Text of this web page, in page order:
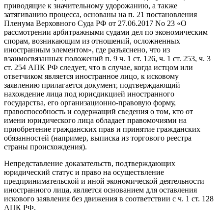
приводящие к значительному удорожанию, а также
затягиванию процесса, основаны на п. 21 постановления
Пленума Верховного Суда РФ от 27.06.2017 No 23 «О
рассмотрении арбитражными судами дел по экономическим
спорам, возникающим из отношений, осложненных
иностранным элементом», где разъяснено, что из
взаимосвязанных положений п. 9 ч. 1 ст. 126, ч. 1 ст. 253, ч. 3
ст. 254 АПК РФ следует, что в случае, когда истцом или
ответчиком является иностранное лицо, к исковому
заявлению прилагается документ, подтверждающий
нахождение лица под юрисдикцией иностранного
государства, его организационно-правовую форму,
правоспособность и содержащий сведения о том, кто от
имени юридического лица обладает правомочиями на
приобретение гражданских прав и принятие гражданских
обязанностей (например, выписка из торгового реестра
страны происхождения).
Непредставление доказательств, подтверждающих
юридический статус и право на осуществление
предпринимательской и иной экономической деятельности
иностранного лица, является основанием для оставления
искового заявления без движения в соответствии с ч. 1 ст. 128
АПК РФ.